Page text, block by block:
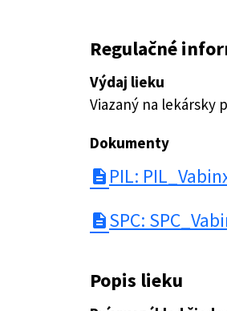
Regulačné
Výdaj lieku
Viazaný na lekársky
Dokumenty
description PIL:
description SPC:
Popis lieku